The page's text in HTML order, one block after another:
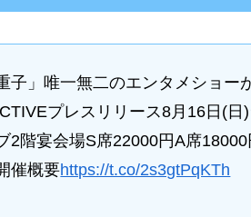
子」唯一無二のエンタメショ
プレスリリース8月16日(
2階宴会場S席22000円A席
催概要https://t.co/2s3gtPqKTh